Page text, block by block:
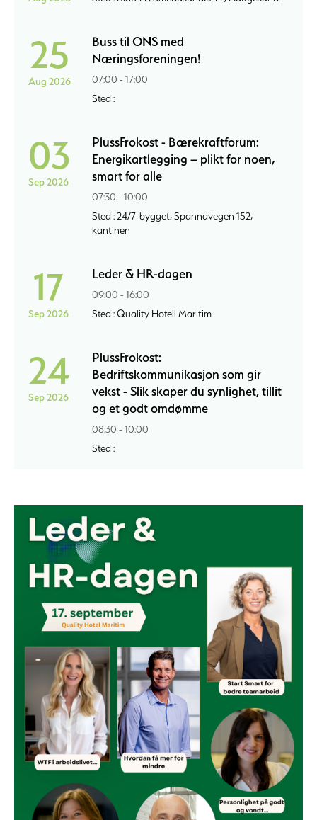
25
Aug 2026
Buss til ONS med
Næringsforeningen!
07:00 - 17:00
Sted :
03
Sep 2026
PlussFrokost - Bærekraftforum:
Energikartlegging – plikt for noen,
smart for alle
07:30 - 10:00
Sted : 24/7-bygget, Spannavegen 152,
kantinen
17
Sep 2026
Leder & HR-dagen
09:00 - 16:00
Sted : Quality Hotell Maritim
24
Sep 2026
PlussFrokost:
Bedriftskommunikasjon som gir
vekst - Slik skaper du synlighet, tillit
og et godt omdømme
08:30 - 10:00
Sted :